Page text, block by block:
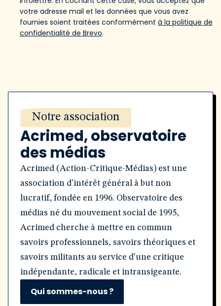
votre adresse mail et les données que vous avez
fournies soient traitées conformément à la politique de
confidentialité de Brevo.
Notre association
Acrimed, observatoire
des médias
Acrimed (Action-Critique-Médias) est une
association d'intérêt général à but non
lucratif, fondée en 1996. Observatoire des
médias né du mouvement social de 1995,
Acrimed cherche à mettre en commun
savoirs professionnels, savoirs théoriques et
savoirs militants au service d'une critique
indépendante, radicale et intransigeante.
Qui sommes-nous ?